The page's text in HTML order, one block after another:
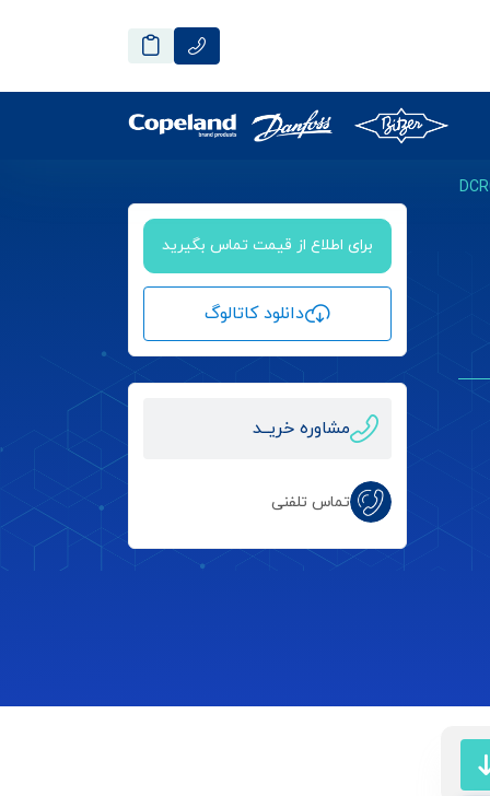
برای اطلاع از قیمت تماس بگیرید
دانلود کاتالوگ
مشاوره خریــد
تماس تلفنی